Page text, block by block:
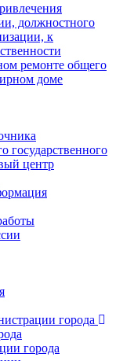
должностного
к
ремонте общего
доме
государственного
центр
города
города